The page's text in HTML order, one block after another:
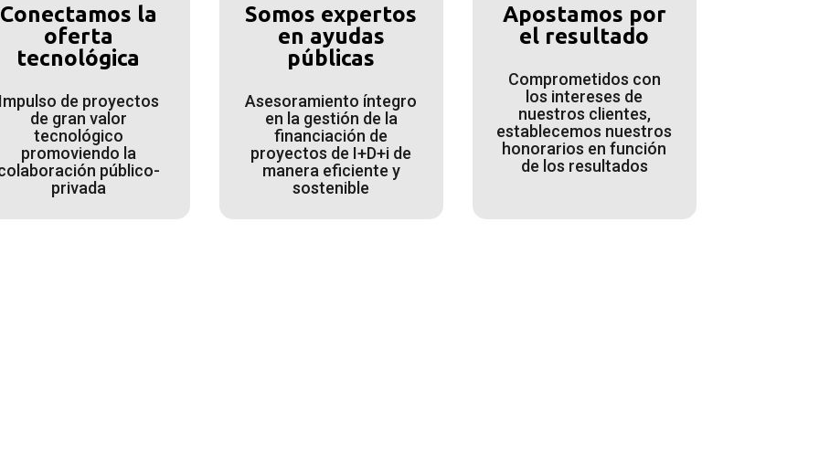
Conectamos la
oferta
tecnológica
de proyectos
de gran valor
tecnológico
promoviendo la
público-
privada
Somos expertos
en ayudas
públicas
Asesoramiento íntegro
en la gestión de la
financiación de
proyectos de I+D+i de
manera eficiente y
sostenible
Apostamos por
el resultado
Comprometidos con
los intereses de
nuestros clientes,
establecemos nuestros
honorarios en función
de los resultados